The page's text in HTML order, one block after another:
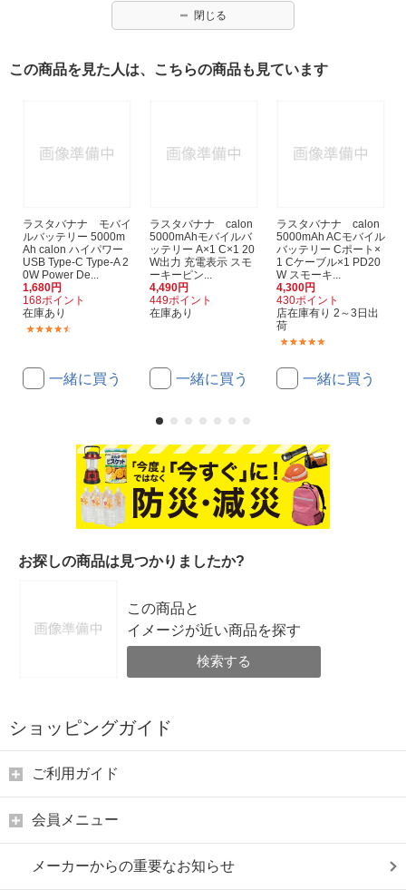
閉じる
この商品を見た人は、こちらの商品も見ています
ラスタバナナ モバイ
ルバッテリー 5000m
Ah calon ハイパワー
USB Type-C Type-A 2
0W Power De...
1,680円
168ポイント
在庫あり
一緒に買う
ラスタバナナ calon
5000mAhモバイルバ
ッテリー A×1 C×1 20
W出力 充電表示 スモ
ーキーピン...
4,490円
449ポイント
在庫あり
一緒に買う
ラスタバナナ calon
5000mAh ACモバイル
バッテリー Cポート×
1 Cケーブル×1 PD20
W スモーキ...
4,300円
430ポイント
店在庫有り 2～3日出
荷
一緒に買う
お探しの商品は見つかりましたか?
この商品と
イメージが近い商品を探す
検索する
ショッピングガイド
ご利用ガイド
会員メニュー
メーカーからの重要なお知らせ